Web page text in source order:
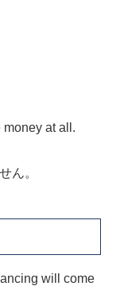
money at all.
ん。
will come